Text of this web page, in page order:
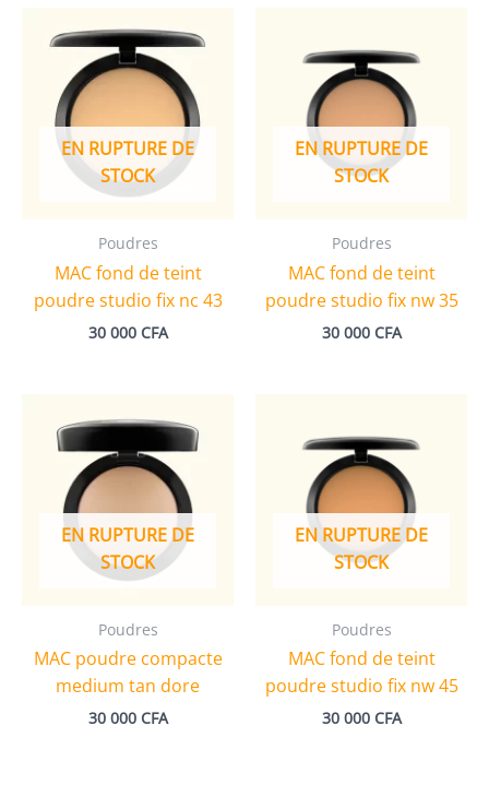
EN RUPTURE DE
STOCK
Poudres
MAC fond de teint
poudre studio fix nc 43
30 000 CFA
EN RUPTURE DE
STOCK
Poudres
MAC fond de teint
poudre studio fix nw 35
30 000 CFA
EN RUPTURE DE
STOCK
Poudres
MAC poudre compacte
medium tan dore
30 000 CFA
EN RUPTURE DE
STOCK
Poudres
MAC fond de teint
poudre studio fix nw 45
30 000 CFA